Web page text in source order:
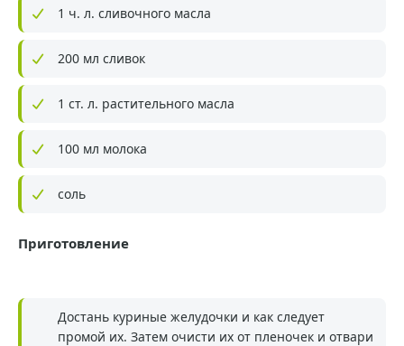
1 ч. л. сливочного масла
200 мл сливок
1 ст. л. растительного масла
100 мл молока
соль
Приготовление
Достань куриные желудочки и как следует
промой их. Затем очисти их от пленочек и отвари